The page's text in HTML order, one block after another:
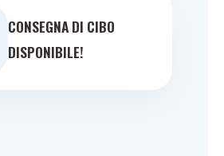
CONSEGNA DI CIBO
DISPONIBILE!